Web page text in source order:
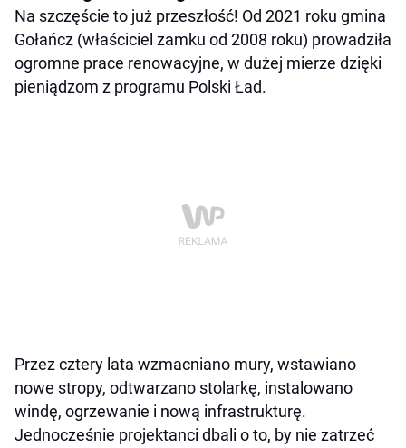
Na szczęście to już przeszłość! Od 2021 roku gmina
Gołańcz (właściciel zamku od 2008 roku) prowadziła
ogromne prace renowacyjne, w dużej mierze dzięki
pieniądzom z programu Polski Ład.
Przez cztery lata wzmacniano mury, wstawiano
nowe stropy, odtwarzano stolarkę, instalowano
windę, ogrzewanie i nową infrastrukturę.
Jednocześnie projektanci dbali o to, by nie zatrzeć